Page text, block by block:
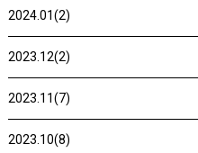
2024.01(2)
2023.12(2)
2023.11(7)
2023.10(8)